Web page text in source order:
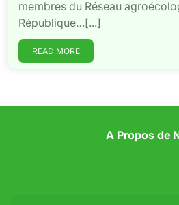
membres du Réseau
République…[...]
READ MORE
A Propos de